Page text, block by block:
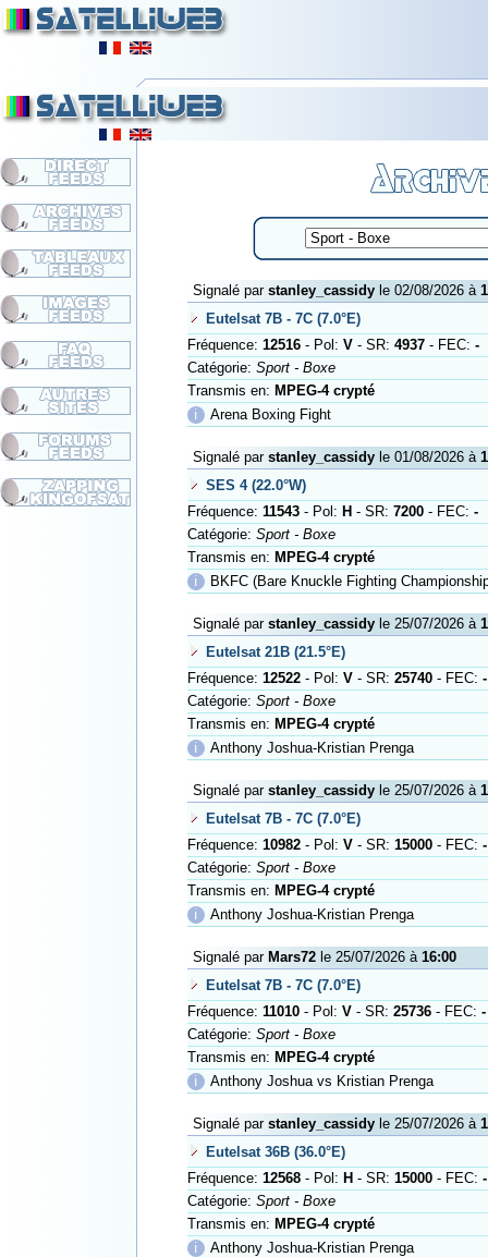
Signalé par stanley_cassidyle 02/08/2026 à
Eutelsat 7B - 7C (7.0°E)
Fréquence: 12516- Pol: V- SR: 4937- FEC: -
Catégorie: Sport - Boxe
Transmis en: MPEG-4 crypté
ℹ
Arena Boxing Fight
Signalé par stanley_cassidyle 01/08/2026 à
SES 4 (22.0°W)
Fréquence: 11543- Pol: H - SR: 7200- FEC: -
Catégorie: Sport - Boxe
Transmis en: MPEG-4 crypté
ℹ
BKFC (Bare Knuckle Fighting
Signalé par stanley_cassidyle 25/07/2026 à
Eutelsat 21B (21.5°E)
Fréquence: 12522- Pol: V- SR: 25740- FEC: -
Catégorie: Sport - Boxe
Transmis en: MPEG-4 crypté
ℹ
Anthony Joshua-Kristian Prenga
Signalé par stanley_cassidyle 25/07/2026 à
Eutelsat 7B - 7C (7.0°E)
Fréquence: 10982- Pol: V- SR: 15000- FEC: -
Catégorie: Sport - Boxe
Transmis en: MPEG-4 crypté
ℹ
Anthony Joshua-Kristian Prenga
Signalé par Mars72le 25/07/2026 à 16:00
Eutelsat 7B - 7C (7.0°E)
Fréquence: 11010- Pol: V- SR: 25736- FEC: -
Catégorie: Sport - Boxe
Transmis en: MPEG-4 crypté
ℹ
Anthony Joshua vs Kristian Prenga
Signalé par stanley_cassidyle 25/07/2026 à
Eutelsat 36B (36.0°E)
Fréquence: 12568- Pol: H - SR: 15000- FEC: -
Catégorie: Sport - Boxe
Transmis en: MPEG-4 crypté
ℹ
Anthony Joshua-Kristian Prenga